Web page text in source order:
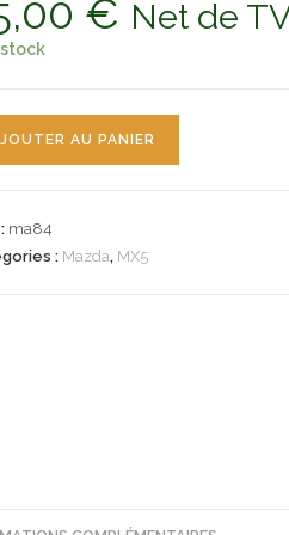
€ Net de
stock
AU PANIER
ma84
: Mazda, MX5